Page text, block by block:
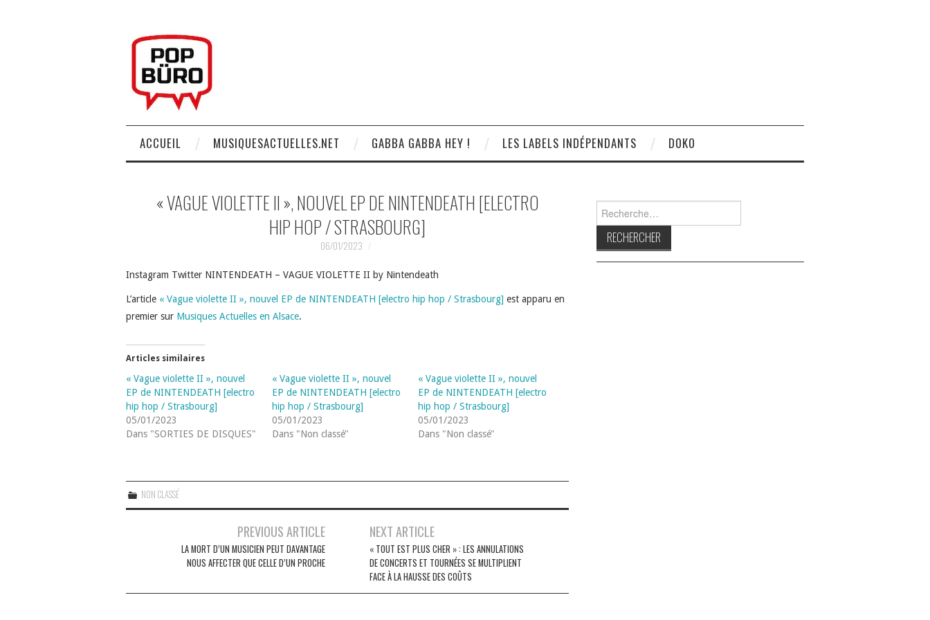
ACCUEIL MUSIQUESACTUELLES.NET GABBA GABBA HEY ! LES LABELS INDÉPENDANTS DOKO
« VAGUE VIOLETTE II », NOUVEL EP DE NINTENDEATH [ELECTRO
HIP HOP / STRASBOURG]
06/01/2023
Instagram Twitter NINTENDEATH – VAGUE VIOLETTE II by Nintendeath
L’article « Vague violette II », nouvel EP de NINTENDEATH [electro hip hop / Strasbourg] est apparu en
premier sur Musiques Actuelles en Alsace.
Articles similaires
« Vague violette II », nouvel
EP de NINTENDEATH [electro
hip hop / Strasbourg]
05/01/2023
Dans "SORTIES DE DISQUES"
« Vague violette II », nouvel
EP de NINTENDEATH [electro
hip hop / Strasbourg]
05/01/2023
Dans "Non classé"
« Vague violette II », nouvel
EP de NINTENDEATH [electro
hip hop / Strasbourg]
05/01/2023
Dans "Non classé"
NON CLASSÉ
PREVIOUS ARTICLE
LA MORT D’UN MUSICIEN PEUT DAVANTAGE
NOUS AFFECTER QUE CELLE D’UN PROCHE
NEXT ARTICLE
« TOUT EST PLUS CHER » : LES ANNULATIONS
DE CONCERTS ET TOURNÉES SE MULTIPLIENT
FACE À LA HAUSSE DES COÛTS